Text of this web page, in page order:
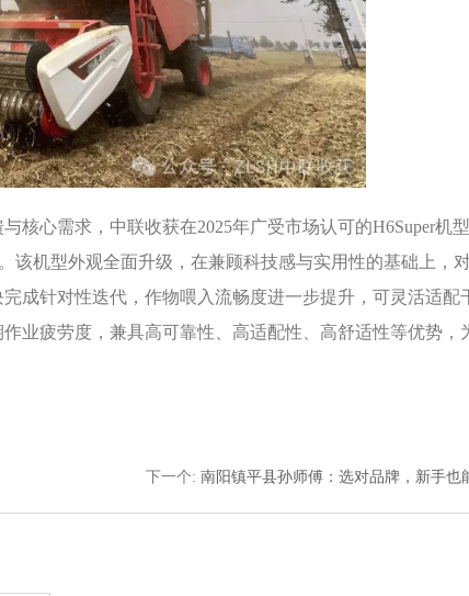
核心需求，中联收获在2025年广受市场认可的H6Super机
该机型外观全面升级，在兼顾科技感与实用性的基础上，
成针对性迭代，作物喂入流畅度进一步提升，可灵活适配
业疲劳度，兼具高可靠性、高适配性、高舒适性等优势，
下一个: 南阳镇平县孙师傅：选对品牌，新手也